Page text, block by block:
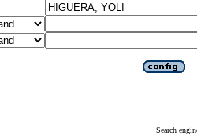
Search